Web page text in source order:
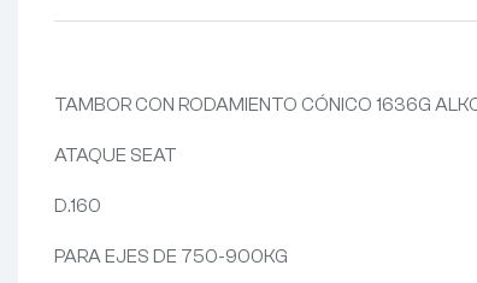
TAMBOR CON RODAMIENTO CÓNICO 1636G
ATAQUE SEAT
D.160
PARA EJES DE 750-900KG